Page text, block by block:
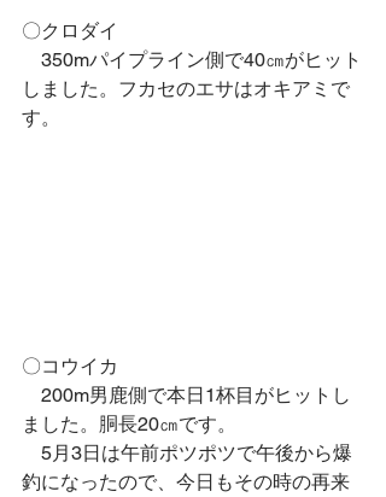
〇クロダイ
350mパイプライン側で40㎝がヒット
しました。フカセのエサはオキアミで
す。
〇コウイカ
200m男鹿側で本日1杯目がヒットし
ました。胴長20㎝です。
5月3日は午前ポツポツで午後から爆
釣になったので、今日もその時の再来